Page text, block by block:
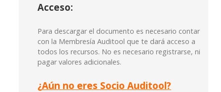
Acceso:
Para descargar el documento es necesario contar
con la Membresía Auditool que te dará acceso a
todos los recursos. No es necesario registrarse, ni
pagar valores adicionales.
¿Aún no eres Socio Auditool?